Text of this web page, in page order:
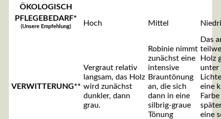
ÖKOLOGISCH
PFLEGEBEDARF*
(Unsere Empfehlung) Hoch Mittel
VERWITTERUNG**
Vergraut relativ
langsam, das Holz
wird zunächst
dunkler, dann
grau.
Robinie nimmt
zunächst eine
intensive
Brauntönung
an, die sich
dann in eine
silbrig-graue
Tönung
Das
Holz
unter
eine
eine